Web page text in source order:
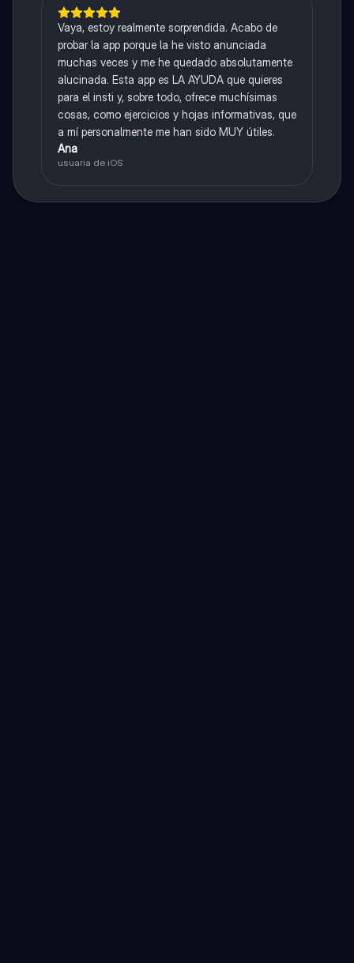
Vaya, estoy realmente sorprendida. Acabo de
probar la app porque la he visto anunciada
muchas veces y me he quedado absolutamente
alucinada. Esta app es LA AYUDA que quieres
para el insti y, sobre todo, ofrece muchísimas
cosas, como ejercicios y hojas informativas, que
a mí personalmente me han sido MUY útiles.
Ana
usuaria de iOS